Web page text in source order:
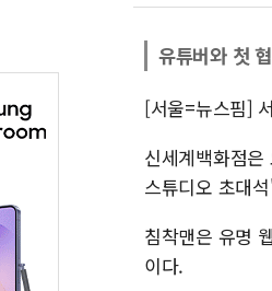
유튜버와 첫
[서울=뉴스핌]
신세계백화점
스튜디오 초대
침착맨은 유명
이다.